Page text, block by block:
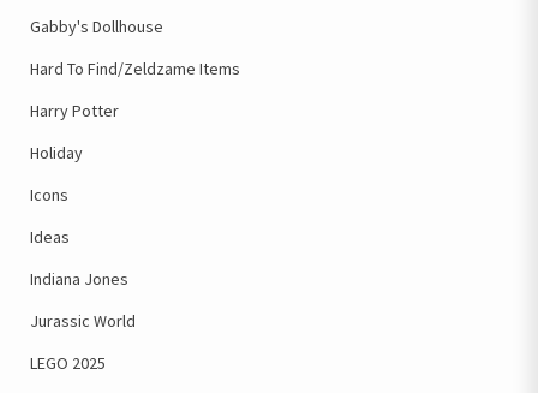
Gabby's Dollhouse
Hard To Find/Zeldzame Items
Harry Potter
Holiday
Icons
Ideas
Indiana Jones
Jurassic World
LEGO 2025